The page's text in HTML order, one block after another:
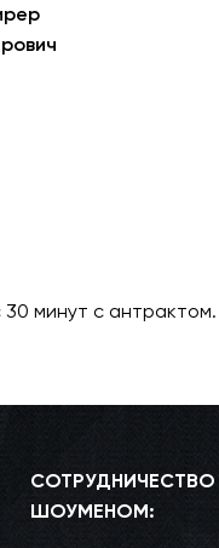
30 минут с антрактом.
СОТРУДНИЧЕСТВО
ШОУМЕНОМ: